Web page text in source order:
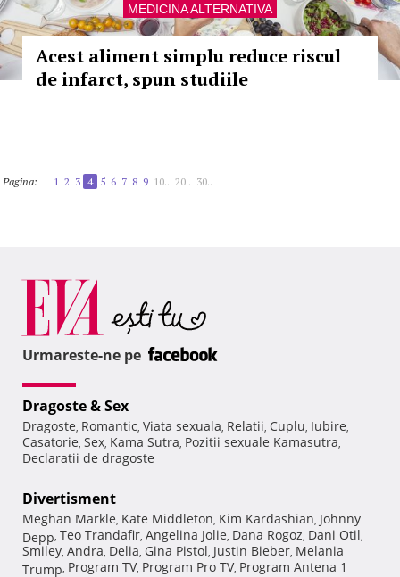
MEDICINA ALTERNATIVA
Acest aliment simplu reduce riscul
de infarct, spun studiile
Pagina: 1 2 3 4 5 6 7 8 9 10.. 20.. 30..
Urmareste-ne pe
Dragoste & Sex
Dragoste, Romantic, Viata sexuala, Relatii, Cuplu, Iubire,
Casatorie, Sex, Kama Sutra, Pozitii sexuale Kamasutra,
Declaratii de dragoste
Divertisment
Meghan Markle, Kate Middleton, Kim Kardashian, Johnny
Depp, Teo Trandafir, Angelina Jolie, Dana Rogoz, Dani Otil,
Smiley, Andra, Delia, Gina Pistol, Justin Bieber, Melania
Trump, Program TV, Program Pro TV, Program Antena 1